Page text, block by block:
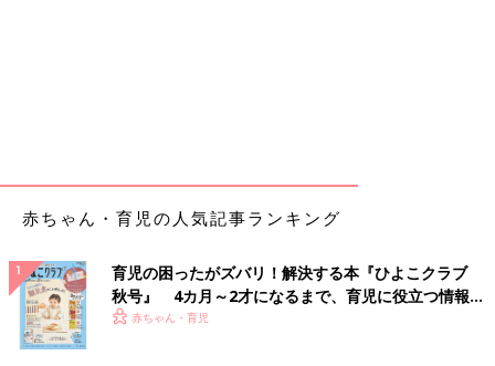
赤ちゃん・育児の人気記事ランキング
育児の困ったがズバリ！解決する本『ひよこクラブ
秋号』 4カ月～2才になるまで、育児に役立つ情報が
いっぱい！
赤ちゃん・育児